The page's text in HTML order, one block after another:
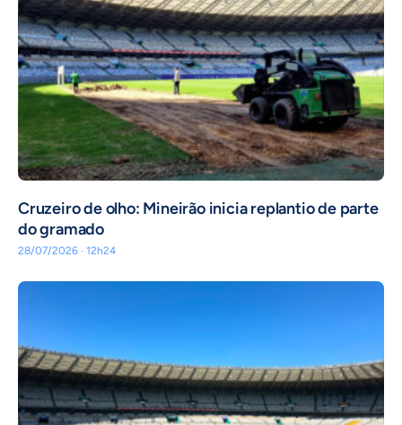
Cruzeiro de olho: Mineirão inicia replantio de parte
do gramado
28/07/2026 · 12h24